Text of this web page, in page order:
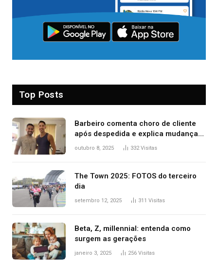
Top Posts
Barbeiro comenta choro de cliente
após despedida e explica mudança
para o TO: ‘Não esperava atingir
outubro 8, 2025 332Visitas
The Town 2025: FOTOS do terceiro
dia
setembro 12, 2025 311 Visitas
Beta, Z, millennial: entenda como
surgem as gerações
janeiro 3, 2025 256 Visitas